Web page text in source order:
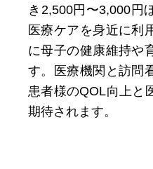
き2,500円〜3,000円
医療ケアを身近に利
に母子の健康維持や
す。医療機関と訪問
患者様のQOL向上と
期待されます。